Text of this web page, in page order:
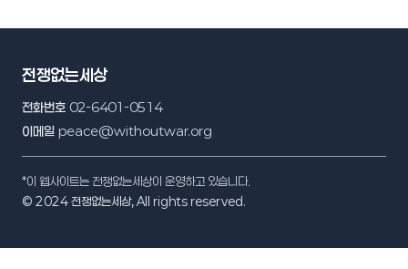
전쟁없는세상
전화번호 02-6401-0514
이메일 peace@withoutwar.org
*이 웹사이트는 전쟁없는세상이 운영하고 있습니다.
© 2024 전쟁없는세상, All rights reserved.